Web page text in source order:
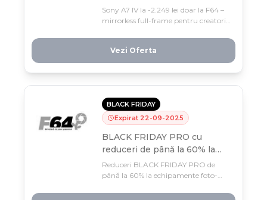
de preț până pe 22
septembrie.
Sony A7 IV la -2.249 lei doar la F64 –
mirrorless full-frame pentru creatorii
pe 22 septembrie, profită acum de
cea mai mare reducere a anului.
Vezi Oferta
BLACK FRIDAY
Expirat 22-09-2025
BLACK FRIDAY PRO cu
reduceri de până la 60% la
echipamente foto-video!🏷️
Reduceri BLACK FRIDAY PRO de
până la 60% la echipamente foto-